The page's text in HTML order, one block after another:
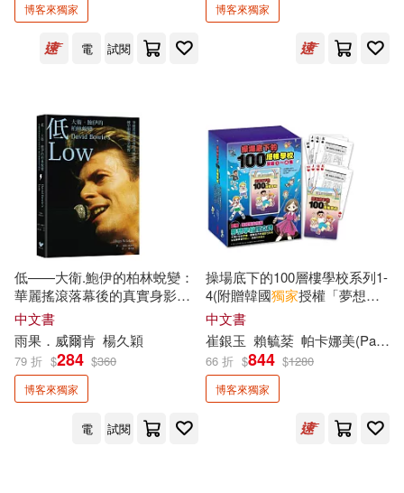
青葉政宗(2) 韓曉(2)
馬克．吐溫(2) 騎鯨南去(2)
高京希(2) 高橋葉介(2)
黃信恩(2) 黃大米(2)
黃寶凜(2) 黃靖時(2)
黃麗群(2)
2.0廖崧沂(1) 4Samantha(1)
博客來獨家
電 試閱
博客來獨家
低——大衛.鮑伊的柏林蛻變：
華麗搖滾落幕後的真實身影，
轉型關鍵時期深度全解析(台灣
版獨家 收錄大衛.鮑伊柏林時期
珍貴剪影)
中文書
雨果．威爾肯 楊久穎
79 折 $284 $360
博客來獨家
電 試閱
操場底下的100層樓學校系列1-
4(附贈韓國獨家授權「夢想學
校撲克牌」)
中文書
崔銀玉 賴毓棻 帕卡娜美(Pakinami)
66 折 $844 $1280
博客來獨家